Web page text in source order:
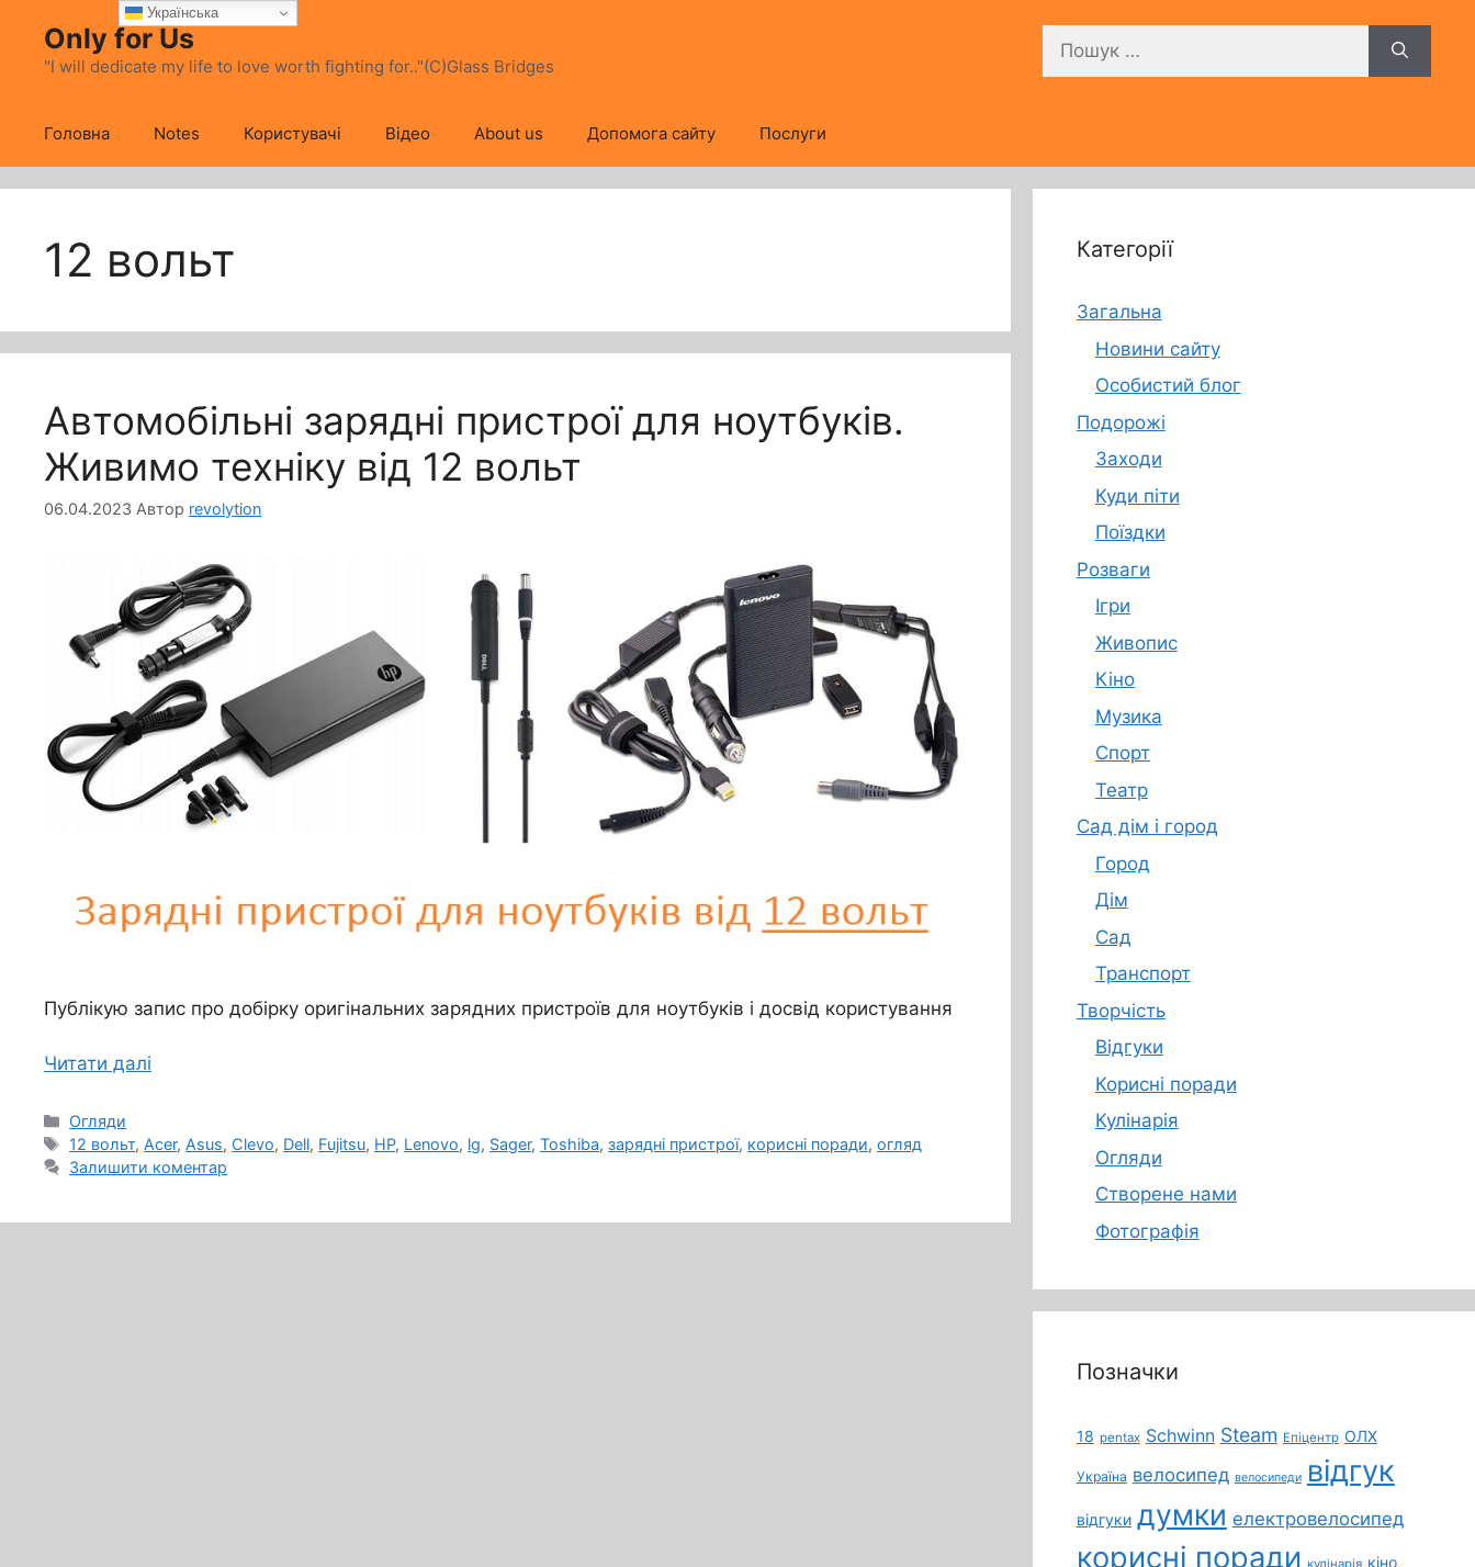
вмісту
Only for Us
"I will dedicate my life to love worth fighting for.."(C)Glass Bridges
Головна Notes Користувачі Відео About us Допомога сайту Послуги
12 вольт
Автомобільні зарядні пристрої для ноутбуків.
Живимо техніку від 12 вольт
06.04.2023 Автор revolytion
Публікую запис про добірку оригінальних зарядних пристроїв для ноутбуків і досвід користування
Читати далі
Категорії
Огляди
Позначки
12 вольт, Acer, Asus, Clevo, Dell, Fujitsu, HP, Lenovo, lg, Sager,Toshiba,зарядні пристрої, корисні поради,огляд
Залишити коментар
Категорії
Загальна
Новини сайту
Особистий блог
Подорожі
Заходи
Куди піти
Поїздки
Розваги
Ігри
Живопис
Кіно
Музика
Спорт
Театр
Сад дім і город
Город
Дім
Сад
Транспорт
Творчість
Відгуки
Корисні поради
Кулінарія
Огляди
Створене нами
Фотографія
Позначки
18 pentax Schwinn Steam Епіцентр ОЛХ
Україна велосипед велосипеди відгук
відгуки думки електровелосипед
корисні поради кулінарія кіно
Українська